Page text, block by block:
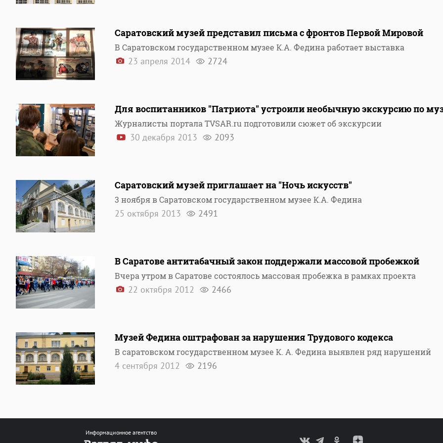
Саратовский музей представил письма с фронтов Первой Мировой
В Саратовском государственном музее К.А. Федина работает выставка
23 апреля 2014 2724
Для воспитанников "Патриота" устроили необычную экскурсию по
Журналисты портала TVSAR.ru подготовили сюжет об экскурсии
30 декабря 2013 2093
Саратовский музей приглашает на "Ночь искусств"
3 ноября в Саратовском государственном музее К.А. Федина
25 октября 2013 2491
В Саратове антитабачный закон поддержали массовой пробежкой
Вчера утром в Саратове состоялось массовая пробежка в рамках проекта
22 октября 2012 2466
Музей Федина оштрафован за нарушения Трудового кодекса
В саратовском государственном музее К. А. Федина выявлен ряд нарушений
4 сентября 2012 2196
Информационное агентство